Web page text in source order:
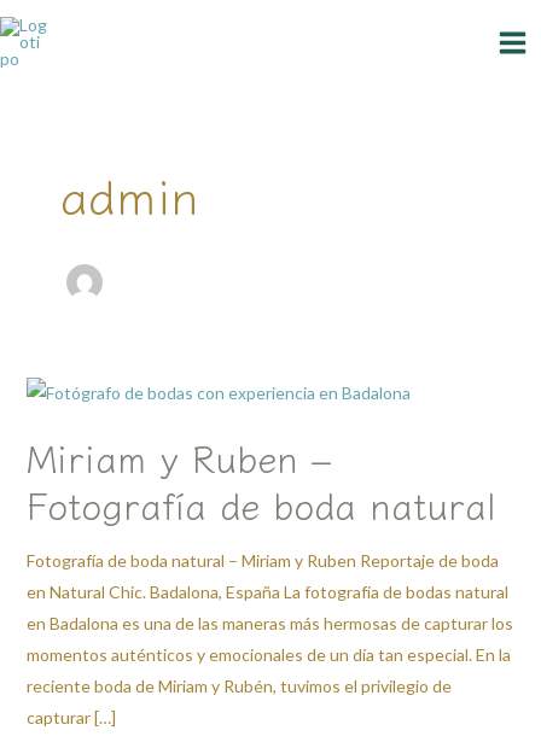
Ir
admin
Miriam y Ruben –
Fotografía de boda natural
Fotografía de boda natural – Miriam y Ruben Reportaje de boda
en Natural Chic. Badalona, España La fotografía de bodas natural
en Badalona es una de las maneras más hermosas de capturar los
momentos auténticos y emocionales de un día tan especial. En la
reciente boda de Miriam y Rubén, tuvimos el privilegio de
capturar […]
Miriam
Ruben
Fotografía